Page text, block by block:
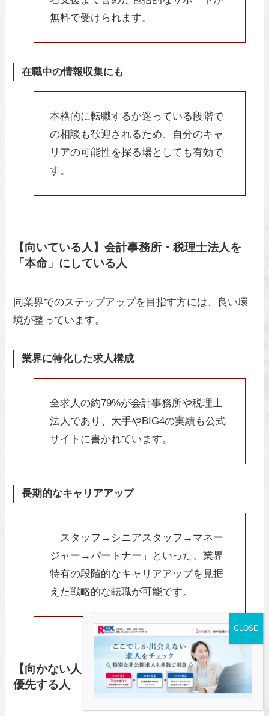
無料で受けられます。
在職中の情報収集にも
本格的に転職するか迷っている段階で
の相談も歓迎されるため、自分のキャ
リアの可能性を探る場としても有効で
す。
【向いている人】会計事務所・税理士法人を
「本命」にしている人
同業界でのステップアップを目指す方には、良い環
境が整っています。
業界に特化した求人構成
全求人の約79%が会計事務所や税理士
法人であり、大手やBIG4の実績も公式
サイトに書かれています。
長期的なキャリアアップ
「スタッフ→シニアスタッフ→マネー
ジャー→パートナー」といった、業界
特有の段階的なキャリアアップを見据
えた戦略的な転職が可能です。
【向かない人】非正規や「柔軟な働き方」を最
優先する人